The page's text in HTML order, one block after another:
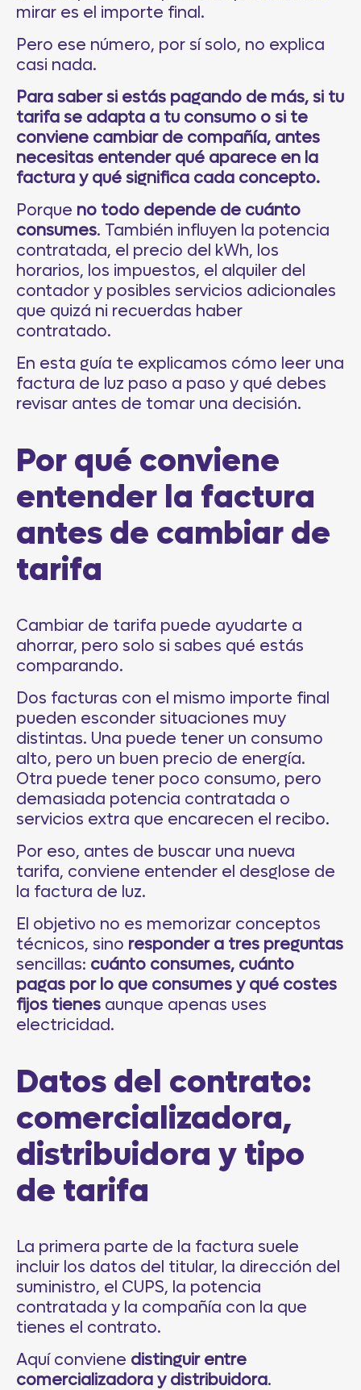
mirar es el importe final.
Pero ese número, por sí solo, no explica
casi nada.
Para saber si estás pagando de más, si tu
tarifa se adapta a tu consumo o si te
conviene cambiar de compañía, antes
necesitas entender qué aparece en la
factura y qué significa cada concepto.
Porque no todo depende de cuánto
consumes. También influyen la potencia
contratada, el precio del kWh, los
horarios, los impuestos, el alquiler del
contador y posibles servicios adicionales
que quizá ni recuerdas haber
contratado.
En esta guía te explicamos cómo leer una
factura de luz paso a paso y qué debes
revisar antes de tomar una decisión.
Por qué conviene
entender la factura
antes de cambiar de
tarifa
Cambiar de tarifa puede ayudarte a
ahorrar, pero solo si sabes qué estás
comparando.
Dos facturas con el mismo importe final
pueden esconder situaciones muy
distintas. Una puede tener un consumo
alto, pero un buen precio de energía.
Otra puede tener poco consumo, pero
demasiada potencia contratada o
servicios extra que encarecen el recibo.
Por eso, antes de buscar una nueva
tarifa, conviene entender el desglose de
la factura de luz.
El objetivo no es memorizar conceptos
técnicos, sino responder a tres preguntas
sencillas: cuánto consumes, cuánto
pagas por lo que consumes y qué costes
fijos tienes aunque apenas uses
electricidad.
Datos del contrato:
comercializadora,
distribuidora y tipo
de tarifa
La primera parte de la factura suele
incluir los datos del titular, la dirección del
suministro, el CUPS, la potencia
contratada y la compañía con la que
tienes el contrato.
Aquí conviene distinguir entre
comercializadora y distribuidora.